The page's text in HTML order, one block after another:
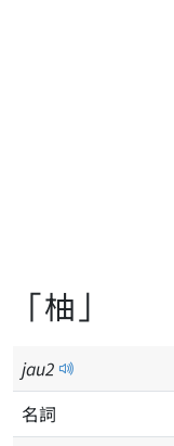
「柚」
jau2
名詞